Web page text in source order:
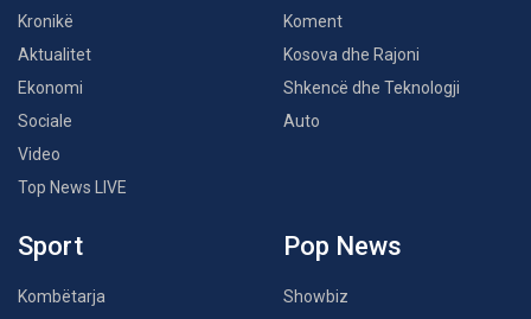
Kronikë
Aktualitet
Ekonomi
Sociale
Video
Top News LIVE
Koment
Kosova dhe Rajoni
Shkencë dhe Teknologji
Auto
Sport
Kombëtarja
Pop News
Showbiz